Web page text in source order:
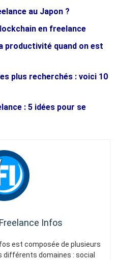
au Japon ?
en freelance
productivité quand on est
plus recherchés : voici 10
: 5 idées pour se
Infos
est composée de plusieurs
domaines : social